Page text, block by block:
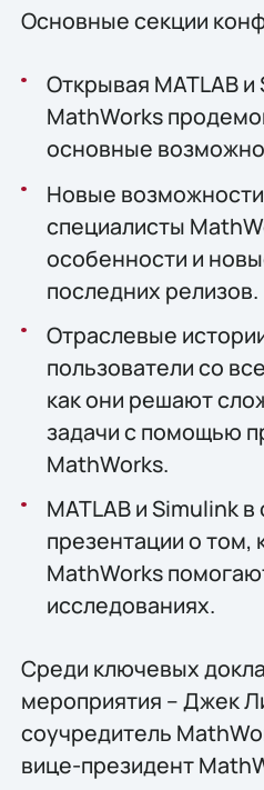
Основные секции
Открывая MATLAB
MathWorks
основные
Новые возможности
специалисты
особенности и
последних релизов.
Отраслевые
пользователи со
как они решают
задачи с помощью
MathWorks.
MATLAB и Simulink
презентации о том,
MathWorks
исследованиях.
Среди ключевых
мероприятия – Джек
соучредитель
вице-президент